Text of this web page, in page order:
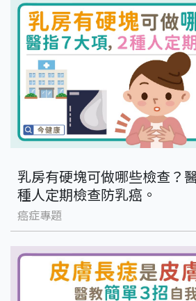
乳房有硬塊可做哪些檢查？
種人定期檢查防乳癌。
癌症專題